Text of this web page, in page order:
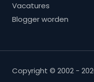
Vacatures
Blogger worden
Copyright © 2002 -